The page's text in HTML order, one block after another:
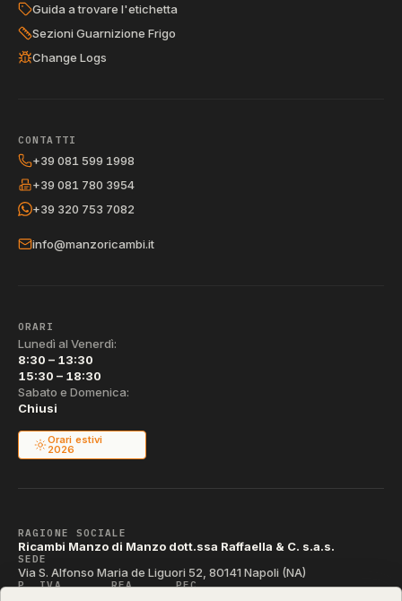
Guida a trovare l'etichetta
Sezioni Guarnizione Frigo
Change Logs
CONTATTI
+39 081 599 1998
+39 081 780 3954
+39 320 753 7082
info@manzoricambi.it
ORARI
Lunedì al Venerdì:
8:30 – 13:30
15:30 – 18:30
Sabato e Domenica:
Chiusi
Orari estivi
2026
RAGIONE SOCIALE
Ricambi Manzo di Manzo dott.ssa Raffaella & C. s.a.s.
SEDE
Via S. Alfonso Maria de Liguori 52, 80141 Napoli (NA)
P. IVA REA PEC